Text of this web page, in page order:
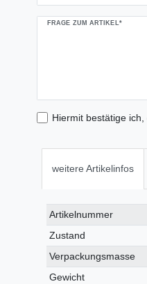
FRAGE ZUM ARTIKEL*
Hiermit bestätige
weitere Artikelinfos
Technisches
Merkmal
Wert
Artikelnummer
Zustand
Verpackungsmasse
Gewicht